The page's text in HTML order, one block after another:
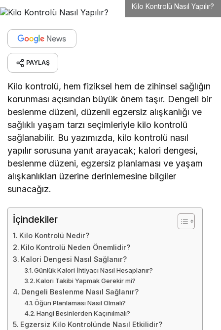
Kilo Kontrolü Nasıl Yapılır?
PAYLAŞ
Kilo kontrolü, hem fiziksel hem de zihinsel sağlığın
korunması açısından büyük önem taşır. Dengeli bir
beslenme düzeni, düzenli egzersiz alışkanlığı ve
sağlıklı yaşam tarzı seçimleriyle kilo kontrolü
sağlanabilir. Bu yazımızda, kilo kontrolü nasıl
yapılır sorusuna yanıt arayacak; kalori dengesi,
beslenme düzeni, egzersiz planlaması ve yaşam
alışkanlıkları üzerine derinlemesine bilgiler
sunacağız.
İçindekiler
Kilo Kontrolü Nedir?
Kilo Kontrolü Neden Önemlidir?
Kalori Dengesi Nasıl Sağlanır?
Günlük Kalori İhtiyacı Nasıl Hesaplanır?
Kalori Takibi Yapmak Gerekir mi?
Dengeli Beslenme Nasıl Sağlanır?
Öğün Planlaması Nasıl Olmalı?
Hangi Besinlerden Kaçınılmalı?
Egzersiz Kilo Kontrolünde Nasıl Etkilidir?